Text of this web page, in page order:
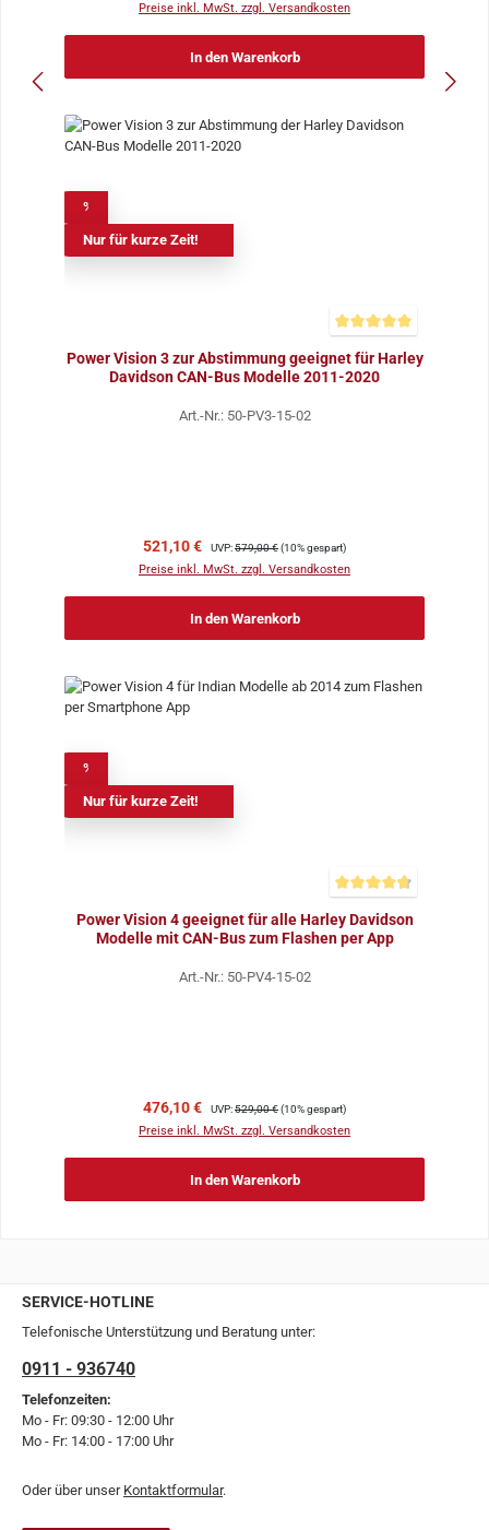
Preise inkl. MwSt. zzgl. Versandkosten
In den Warenkorb
Nur für kurze Zeit!
Power Vision 3 zur Abstimmung geeignet für Harley
Davidson CAN-Bus Modelle 2011-2020
Art.-Nr.: 50-PV3-15-02
Verkaufspreis:
521,10 € Regulärer Preis:
UVP:579,00 €(10% gespart)
Preise inkl. MwSt. zzgl. Versandkosten
In den Warenkorb
Nur für kurze Zeit!
Power Vision 4 geeignet für alle Harley Davidson
Modelle mit CAN-Bus zum Flashen per App
Art.-Nr.: 50-PV4-15-02
Verkaufspreis:
476,10 € Regulärer Preis:
UVP:529,00 €(10% gespart)
Preise inkl. MwSt. zzgl. Versandkosten
In den Warenkorb
SERVICE-HOTLINE
Telefonische Unterstützung und Beratung unter:
0911 - 936740
Telefonzeiten:
Mo - Fr: 09:30 - 12:00 Uhr
Mo - Fr: 14:00 - 17:00 Uhr
Oder über unser Kontaktformular.